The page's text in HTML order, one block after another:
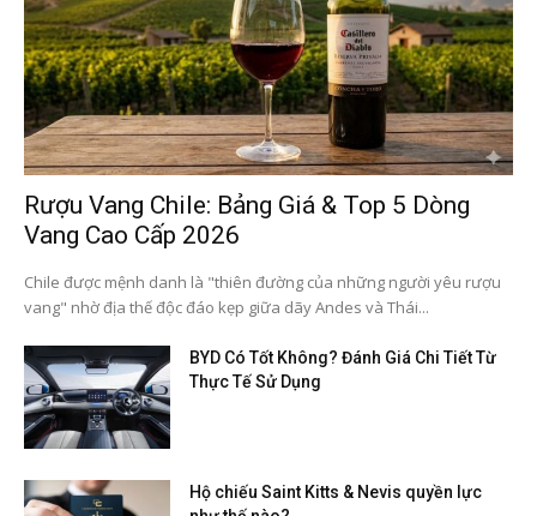
Rượu Vang Chile: Bảng Giá & Top 5 Dòng
Vang Cao Cấp 2026
Chile được mệnh danh là "thiên đường của những người yêu rượu
vang" nhờ địa thế độc đáo kẹp giữa dãy Andes và Thái...
BYD Có Tốt Không? Đánh Giá Chi Tiết Từ
Thực Tế Sử Dụng
Hộ chiếu Saint Kitts & Nevis quyền lực